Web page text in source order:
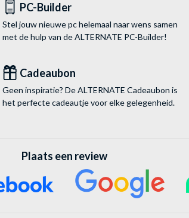
PC-Builder
Stel jouw nieuwe pc helemaal naar wens samen
met de hulp van de ALTERNATE PC-Builder!
Cadeaubon
Geen inspiratie? De ALTERNATE Cadeaubon is
het perfecte cadeautje voor elke gelegenheid.
Plaats een review